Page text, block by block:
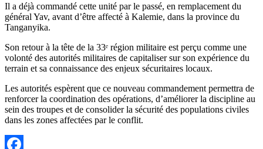
Il a déjà commandé cette unité par le passé, en remplacement du
général Yav, avant d’être affecté à Kalemie, dans la province du
Tanganyika.
Son retour à la tête de la 33ᵉ région militaire est perçu comme une
volonté des autorités militaires de capitaliser sur son expérience du
terrain et sa connaissance des enjeux sécuritaires locaux.
Les autorités espèrent que ce nouveau commandement permettra de
renforcer la coordination des opérations, d’améliorer la discipline au
sein des troupes et de consolider la sécurité des populations civiles
dans les zones affectées par le conflit.